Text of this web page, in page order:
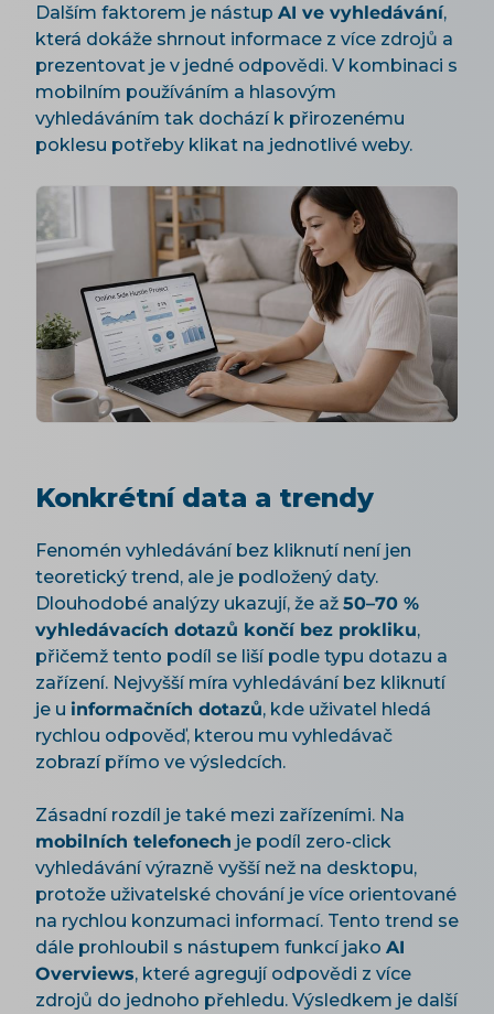
Dalším faktorem je nástup AI ve vyhledávání,
která dokáže shrnout informace z více zdrojů a
prezentovat je v jedné odpovědi. V kombinaci s
mobilním používáním a hlasovým
vyhledáváním tak dochází k přirozenému
poklesu potřeby klikat na jednotlivé weby.
Konkrétní data a trendy
Fenomén vyhledávání bez kliknutí není jen
teoretický trend, ale je podložený daty.
Dlouhodobé analýzy ukazují, že až 50–70 %
vyhledávacích dotazů končí bez prokliku,
přičemž tento podíl se liší podle typu dotazu a
zařízení. Nejvyšší míra vyhledávání bez kliknutí
je u informačních dotazů, kde uživatel hledá
rychlou odpověď, kterou mu vyhledávač
zobrazí přímo ve výsledcích.
Zásadní rozdíl je také mezi zařízeními. Na
mobilních telefonech je podíl zero-click
vyhledávání výrazně vyšší než na desktopu,
protože uživatelské chování je více orientované
na rychlou konzumaci informací. Tento trend se
dále prohloubil s nástupem funkcí jako AI
Overviews, které agregují odpovědi z více
zdrojů do jednoho přehledu. Výsledkem je další